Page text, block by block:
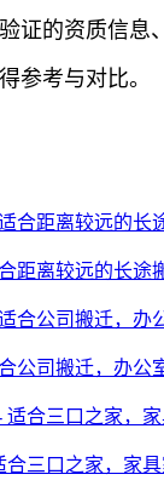
证的资质信息
参考与对比。
距离较远的长途
公司搬迁，办公
合三口之家，家